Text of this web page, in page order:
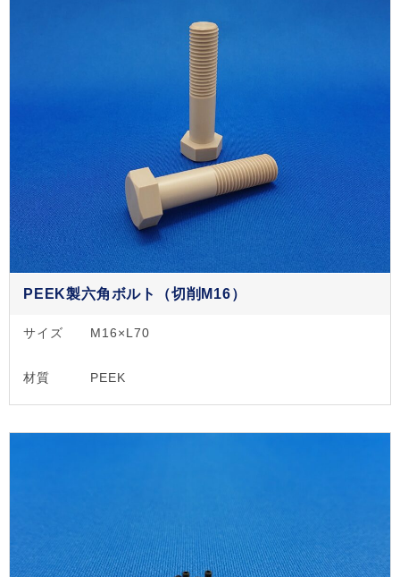
PEEK製六角ボルト（切削M16）
サイズ M16×L70
材質 PEEK